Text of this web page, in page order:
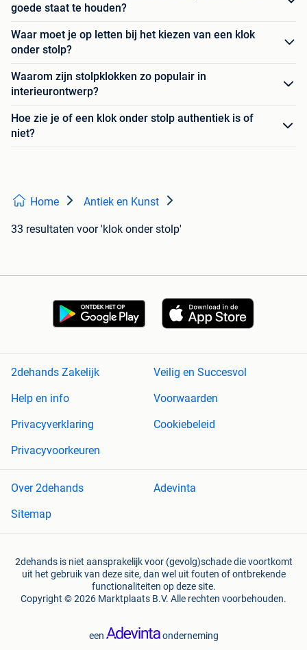
goede staat te houden?
Waar moet je op letten bij het kiezen van een klok
onder stolp?
Waarom zijn stolpklokken zo populair in
interieurontwerp?
Hoe zie je of een klok onder stolp authentiek is of
niet?
Home Antiek en Kunst
33 resultaten voor 'klok onder stolp'
2dehands Zakelijk
Veilig en Succesvol
Help en info
Voorwaarden
Privacyverklaring
Cookiebeleid
Privacyvoorkeuren
Over 2dehands
Adevinta
Sitemap
2dehands is niet aansprakelijk voor (gevolg)schade die voortkomt
uit het gebruik van deze site, dan wel uit fouten of ontbrekende
functionaliteiten op deze site.
Copyright © 2026 Marktplaats B.V. Alle rechten voorbehouden.
een onderneming